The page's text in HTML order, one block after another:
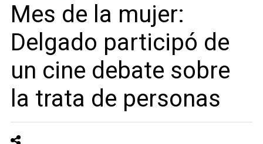
Mes de la mujer:
Delgado participó de
un cine debate sobre
la trata de personas